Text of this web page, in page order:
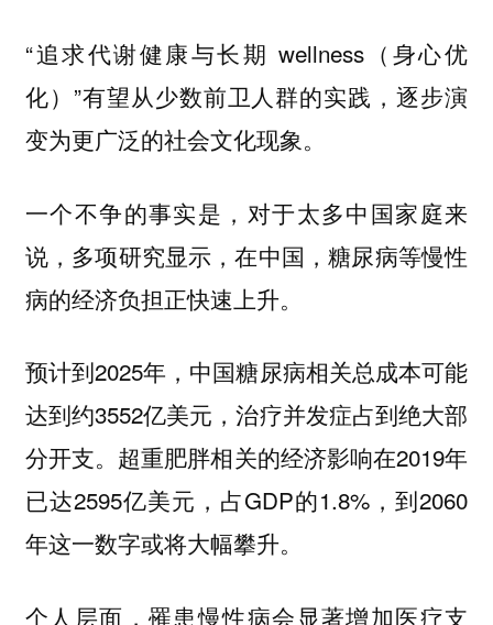
“追求代谢健康与长期 wellness（身心优
化）”有望从少数前卫人群的实践，逐步演
变为更广泛的社会文化现象。
一个不争的事实是，对于太多中国家庭来
说，多项研究显示，在中国，糖尿病等慢性
病的经济负担正快速上升。
预计到2025年，中国糖尿病相关总成本可能
达到约3552亿美元，治疗并发症占到绝大部
分开支。超重肥胖相关的经济影响在2019年
已达2595亿美元，占GDP的1.8%，到2060
年这一数字或将大幅攀升。
个人层面，罹患慢性病会显著增加医疗支